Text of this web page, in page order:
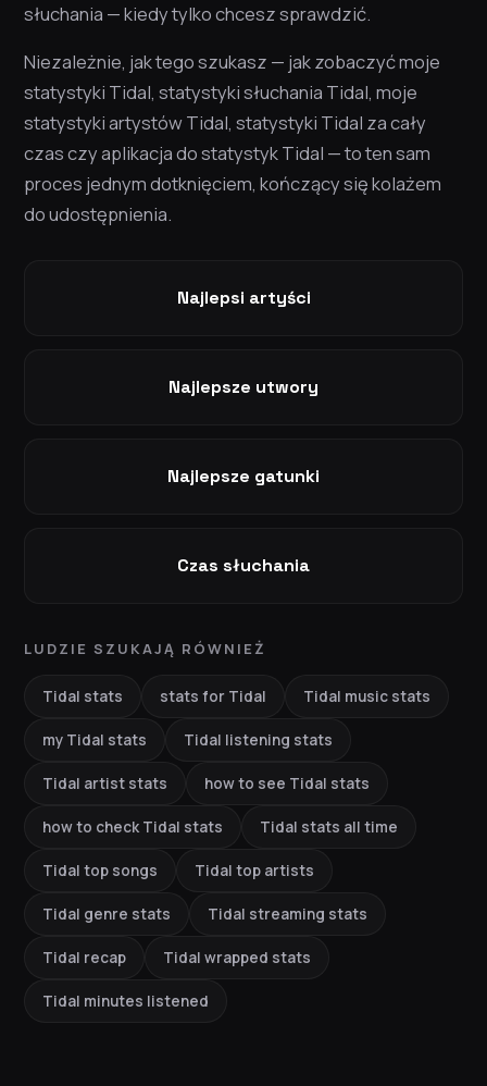
słuchania — kiedy tylko chcesz sprawdzić.
Niezależnie, jak tego szukasz — jak zobaczyć moje
statystyki Tidal, statystyki słuchania Tidal, moje
statystyki artystów Tidal, statystyki Tidal za cały
czas czy aplikacja do statystyk Tidal — to ten sam
proces jednym dotknięciem, kończący się kolażem
do udostępnienia.
Najlepsi artyści
Najlepsze utwory
Najlepsze gatunki
Czas słuchania
LUDZIE SZUKAJĄ RÓWNIEŻ
Tidal stats stats for Tidal Tidal music stats
my Tidal stats Tidal listening stats
Tidal artist stats how to see Tidal stats
how to check Tidal stats Tidal stats all time
Tidal top songs Tidal top artists
Tidal genre stats Tidal streaming stats
Tidal recap Tidal wrapped stats
Tidal minutes listened